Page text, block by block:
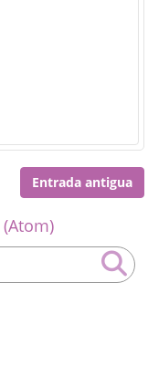
Entrada antigua